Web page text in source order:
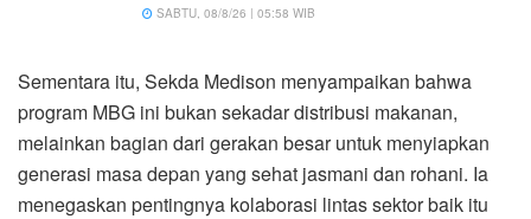
SABTU, 08/8/26 | 05:58 WIB
Sementara itu, Sekda Medison menyampaikan bahwa
program MBG ini bukan sekadar distribusi makanan,
melainkan bagian dari gerakan besar untuk menyiapkan
generasi masa depan yang sehat jasmani dan rohani. Ia
menegaskan pentingnya kolaborasi lintas sektor baik itu